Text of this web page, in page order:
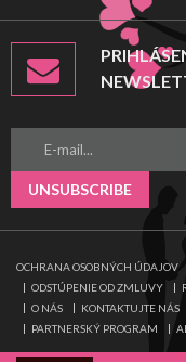
UNSUBSCRIBE
OCHRANA OSOBNÝCH ÚDAJOV
ODSTÚPENIE OD ZMLUVY
O NÁS
KONTAKTUJTE NÁS
PARTNERSKÝ PROGRAM